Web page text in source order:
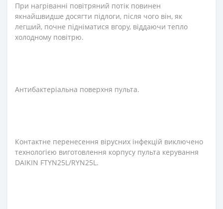
При нагріванні повітряний потік повинен
якнайшвидше досягти підлоги, після чого він, як
легший, почне підніматися вгору, віддаючи тепло
холодному повітрю.
Антибактеріальна поверхня пульта.
Контактне перенесення вірусних інфекцій виключено
технологією виготовлення корпусу пульта керування
DAIKIN FTYN25L/RYN25L.